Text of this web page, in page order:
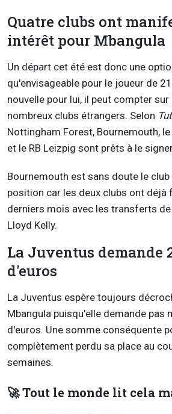
Quatre clubs ont
intérêt pour Mbangula
Un départ cet été est donc une
qu'envisageable pour le joueur de
nouvelle pour lui, il peut compter
nombreux clubs étrangers. Selon
Nottingham Forest, Bournemouth, le
et le RB Leizpig sont prêts à le
Bournemouth est sans doute le
position car les deux clubs ont
derniers mois avec les transferts
Lloyd Kelly.
La Juventus demande
d'euros
La Juventus espère toujours
Mbangula puisqu'elle demande pas
d'euros. Une somme conséquente
complètement perdu sa place au
semaines.
🚀 Tout le monde lit cela